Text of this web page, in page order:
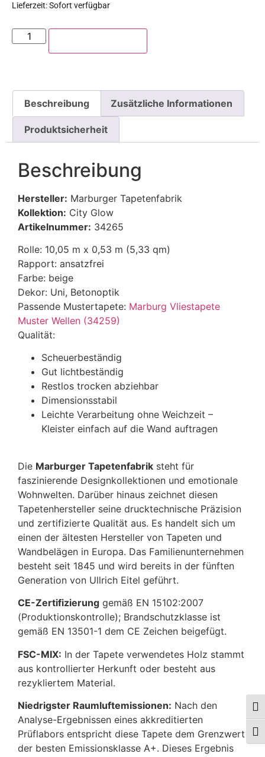
Lieferzeit:Sofort verfügbar
Beschreibung Zusätzliche Informationen
Produktsicherheit
Beschreibung
Hersteller: Marburger Tapetenfabrik
Kollektion: City Glow
Artikelnummer: 34265
Rolle: 10,05 m x 0,53 m (5,33 qm)
Rapport: ansatzfrei
Farbe: beige
Dekor: Uni, Betonoptik
Passende Mustertapete: Marburg Vliestapete
Muster Wellen (34259)
Qualität:
Scheuerbeständig
Gut lichtbeständig
Restlos trocken abziehbar
Dimensionsstabil
Leichte Verarbeitung ohne Weichzeit –
Kleister einfach auf die Wand auftragen
Die Marburger Tapetenfabrik steht für
faszinierende Designkollektionen und emotionale
Wohnwelten. Darüber hinaus zeichnet diesen
Tapetenhersteller seine drucktechnische Präzision
und zertifizierte Qualität aus. Es handelt sich um
einen der ältesten Hersteller von Tapeten und
Wandbelägen in Europa. Das Familienunternehmen
besteht seit 1845 und wird bereits in der fünften
Generation von Ullrich Eitel geführt.
CE-Zertifizierung gemäß EN 15102:2007
(Produktionskontrolle); Brandschutzklasse ist
gemäß EN 13501-1 dem CE Zeichen beigefügt.
FSC-MIX: In der Tapete verwendetes Holz stammt
aus kontrollierter Herkunft oder besteht aus
rezykliertem Material.
Niedrigster Raumluftemissionen: Nach den
Analyse-Ergebnissen eines akkreditierten
Prüflabors entspricht diese Tapete dem Grenzwert
der besten Emissionsklasse A+. Dieses Ergebnis